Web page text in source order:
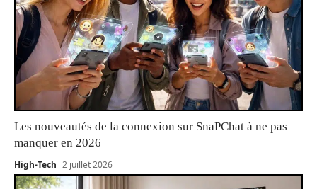
Les nouveautés de la connexion sur SnaPChat à ne pas
manquer en 2026
High-Tech 2 juillet 2026